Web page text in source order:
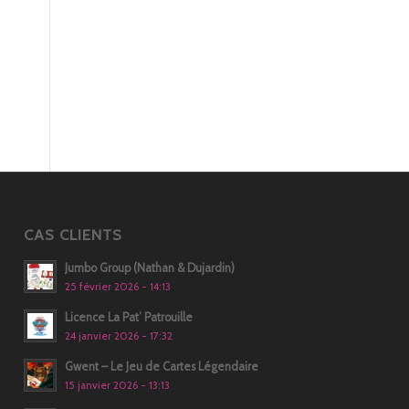
CAS CLIENTS
Jumbo Group (Nathan & Dujardin)
25 février 2026 - 14:13
Licence La Pat’ Patrouille
24 janvier 2026 - 17:32
Gwent – Le Jeu de Cartes Légendaire
15 janvier 2026 - 13:13